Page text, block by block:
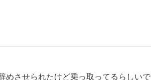
めさせられたけど乗っ取ってるらしいで